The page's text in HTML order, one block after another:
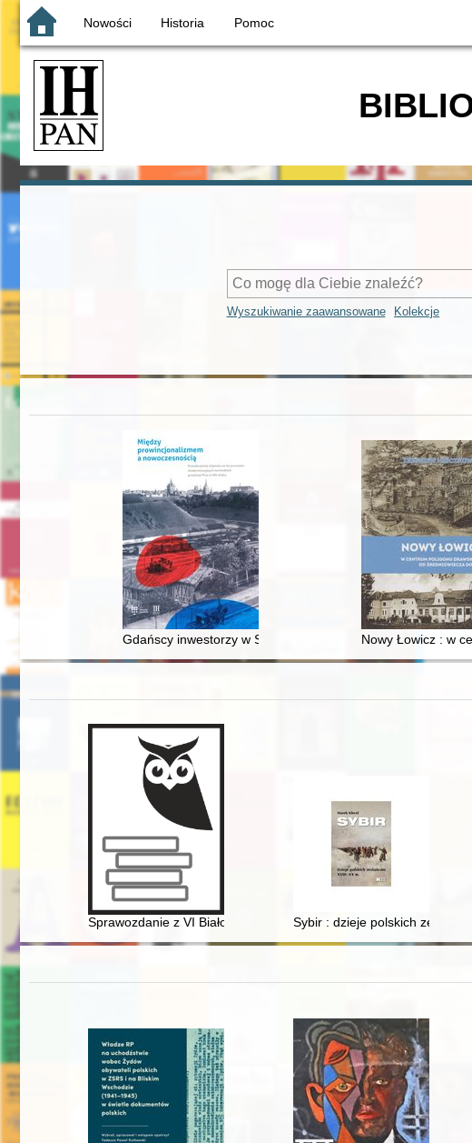
Nowości Historia Pomoc
Wyszukiwanie zaawansowane Kolekcje
Gdańscy inwestorzy w Sopocie : prestiż finansowy i
Nowy Łowicz : w
Sprawozdanie z VI Białostockiej Letniej Szkoły Historii Kobiet
Sybir : dzieje polskich